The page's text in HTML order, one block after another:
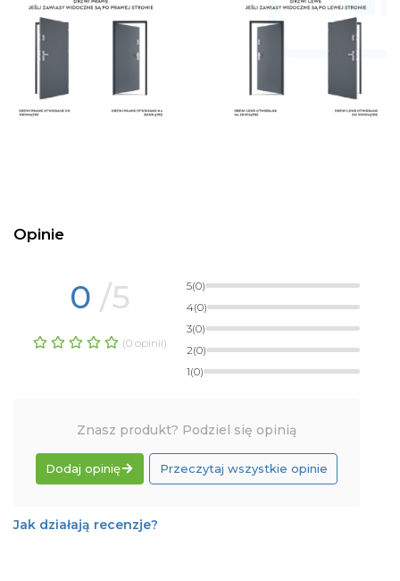
Opinie
0 /5
(0 opinii)
5(0)
4(0)
3(0)
2(0)
1(0)
Znasz produkt? Podziel się opinią
Dodaj opinię Przeczytaj wszystkie opinie
Jak działają recenzje?